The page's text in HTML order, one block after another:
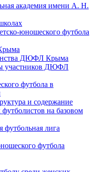
академия имени А. Н.
юношеского футбола
ДЮФЛ Крыма
участников ДЮФЛ
футбола в
и содержание
на базовом
футбольная лига
футбола